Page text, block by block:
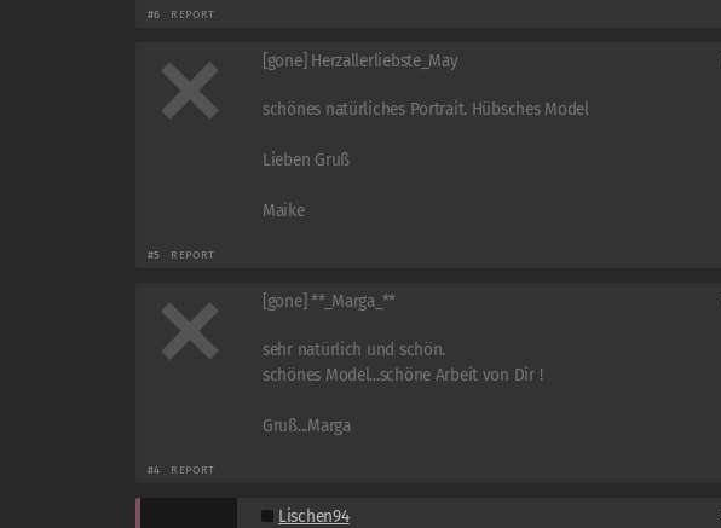
#6 REPORT
[gone] Herzallerliebste_May
schönes natürliches Portrait. Hübsches Model
Lieben Gruß
Maike
#5 REPORT
[gone] **_Marga_**
sehr natürlich und schön.
schönes Model...schöne Arbeit von Dir !
Gruß...Marga
#4 REPORT
Lischen94